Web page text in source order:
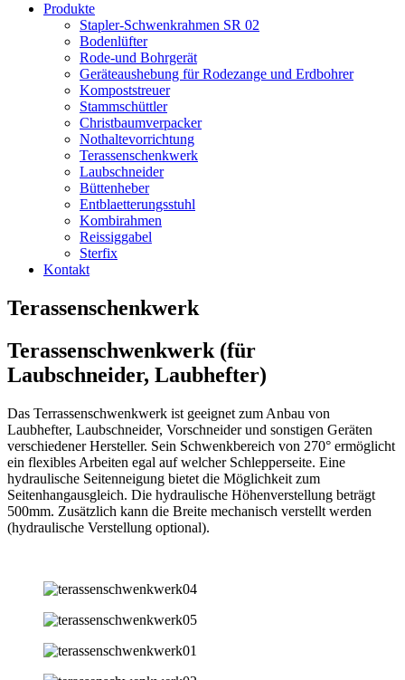
Produkte
Stapler-Schwenkrahmen SR 02
Bodenlüfter
Rode-und Bohrgerät
Geräteaushebung für Rodezange und Erdbohrer
Kompoststreuer
Stammschüttler
Christbaumverpacker
Nothaltevorrichtung
Terassenschenkwerk
Laubschneider
Büttenheber
Entblaetterungsstuhl
Kombirahmen
Reissiggabel
Sterfix
Kontakt
Terassenschenkwerk
Terassenschwenkwerk (für
Laubschneider, Laubhefter)
Das Terrassenschwenkwerk ist geeignet zum Anbau von
Laubhefter, Laubschneider, Vorschneider und sonstigen Geräten
verschiedener Hersteller. Sein Schwenkbereich von 270° ermöglicht
ein flexibles Arbeiten egal auf welcher Schlepperseite. Eine
hydraulische Seitenneigung bietet die Möglichkeit zum
Seitenhangausgleich. Die hydraulische Höhenverstellung beträgt
500mm. Zusätzlich kann die Breite mechanisch verstellt werden
(hydraulische Verstellung optional).